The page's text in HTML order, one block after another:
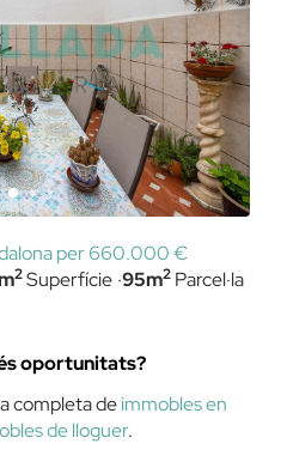
per 660.000 €
2Superfície 95m2Parcel·la
oportunitats?
completa deimmobles en
de lloguer.